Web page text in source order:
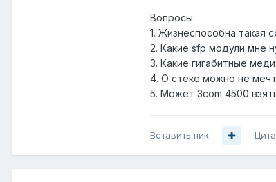
Вопросы:
1. Жизнеспособна такая
2. Какие sfp модули мне
3. Какие гигабитные
4. О стеке можно не
5. Может 3com 4500
Вставить ник